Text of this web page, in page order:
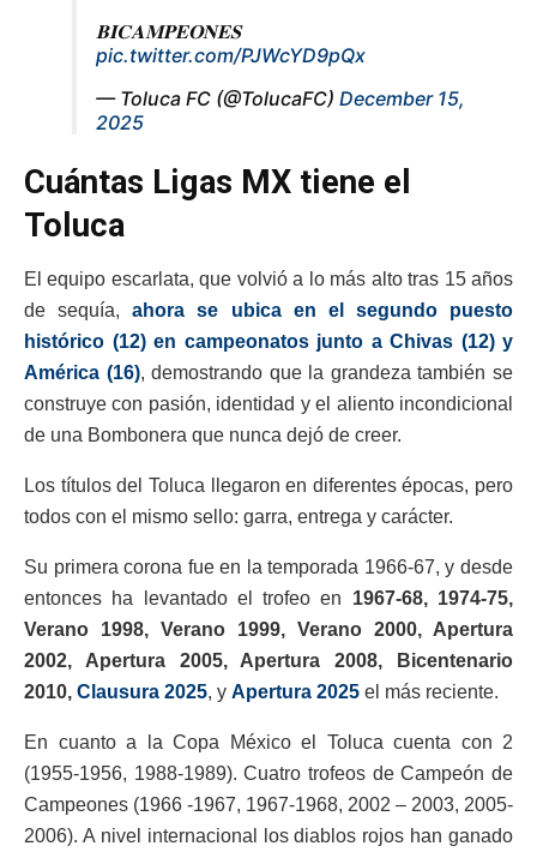
𝐁𝐈𝐂𝐀𝐌𝐏𝐄𝐎𝐍𝐄𝐒
pic.twitter.com/PJWcYD9pQx
— Toluca FC (@TolucaFC) December 15,
2025
Cuántas Ligas MX tiene el
Toluca
El equipo escarlata, que volvió a lo más alto tras 15 años
de sequía,ahora se ubica en el segundo puesto
histórico (12) en campeonatos junto a Chivas (12) y
América (16), demostrando que la grandeza también se
construye con pasión, identidad y el aliento incondicional
de una Bombonera que nunca dejó de creer.
Los títulos del Toluca llegaron en diferentes épocas, pero
todos con el mismo sello: garra, entrega y carácter.
Su primera corona fue en la temporada 1966-67, y desde
entonces ha levantado el trofeo en 1967-68, 1974-75,
Verano 1998, Verano 1999, Verano 2000, Apertura
2002, Apertura 2005, Apertura 2008, Bicentenario
2010, Clausura 2025, y Apertura 2025 el más reciente.
En cuanto a la Copa México el Toluca cuenta con 2
(1955-1956, 1988-1989). Cuatro trofeos de Campeón de
Campeones (1966 -1967, 1967-1968, 2002 – 2003, 2005-
2006). A nivel internacional los diablos rojos han ganado